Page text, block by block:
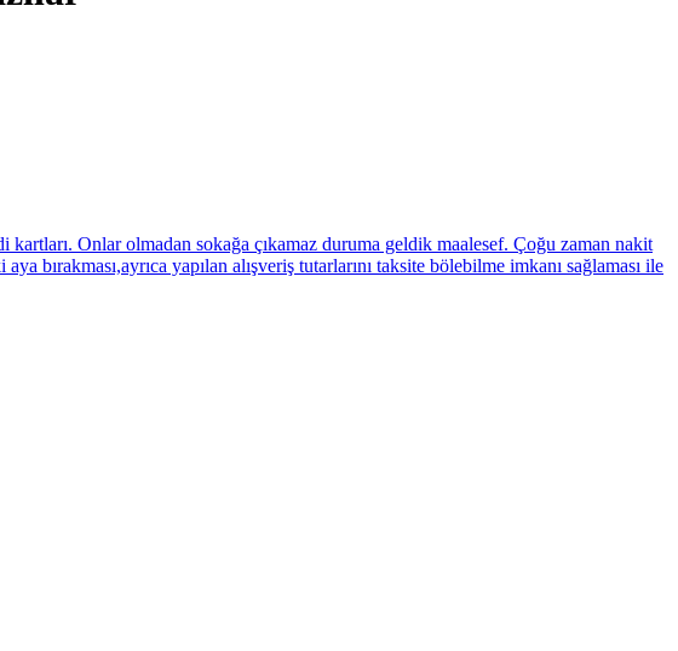
kartları. Onlar olmadan sokağa çıkamaz duruma geldik maalesef. Çoğu zaman nakit
bırakması,ayrıca yapılan alışveriş tutarlarını taksite bölebilme imkanı sağlaması ile